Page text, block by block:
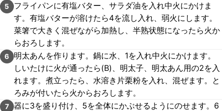
5
フライパンに有塩バター、サラダ油を入れ中火にかけま
す。有塩バターが溶けたら4を流し入れ、弱火にします。
菜箸で大きく混ぜながら加熱し、半熟状態になったら火か
らおろします。
6
明太あんを作ります。鍋に水、1を入れ中火にかけます。
しいたけに火が通ったら(B)、明太子、明太あん用の2を入
れます。煮立ったら、水溶き片栗粉を入れ、混ぜます。と
ろみが付いたら火からおろします。
7 器に3を盛り付け、5を全体にかぶせるようにのせます。6